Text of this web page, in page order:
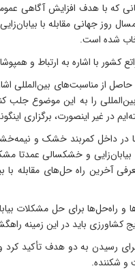
که با هدف افزایش آگاهی
شده است.
کشور با اشاره به ارتباط و
از مناسبت‌های بین‌المللی
را به این موضوع جلب
در غیر اینصورت، برگزاری
در داخل کمربند خشک و
بیابان‌زایی و خشکسالی عمدتا
آخرین راه حل‌های مقابله
و راه‌حل‌ها برای حل مشکلات
کشاورزی باید در این زمینه
و شکننده.